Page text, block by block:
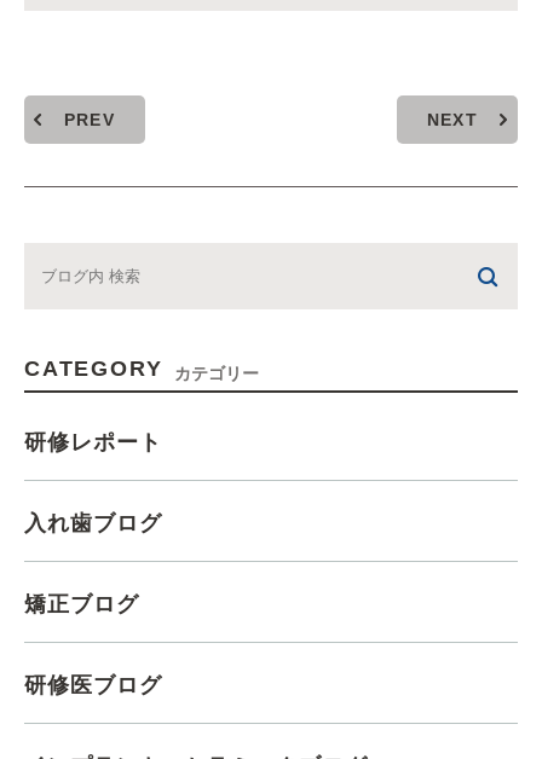
PREV NEXT
CATEGORY カテゴリー
研修レポート
入れ歯ブログ
矯正ブログ
研修医ブログ